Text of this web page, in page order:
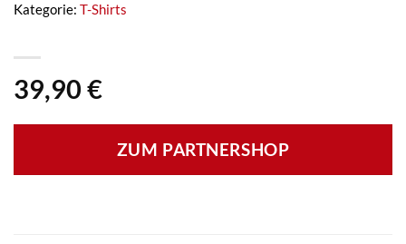
39,90 €
ZUM PARTNERSHOP
Kategorie: T-Shirts